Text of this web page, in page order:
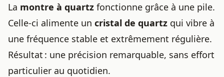
La montre à quartz fonctionne grâce à une pile.
Celle-ci alimente un cristal de quartz qui vibre à
une fréquence stable et extrêmement régulière.
Résultat : une précision remarquable, sans effort
particulier au quotidien.